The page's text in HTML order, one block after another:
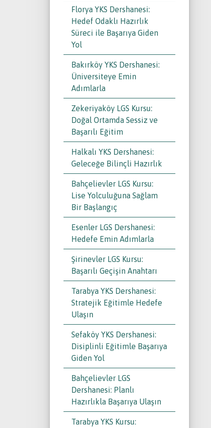
Florya YKS Dershanesi:
Hedef Odaklı Hazırlık
Süreci ile Başarıya Giden
Yol
Bakırköy YKS Dershanesi:
Üniversiteye Emin
Adımlarla
Zekeriyaköy LGS Kursu:
Doğal Ortamda Sessiz ve
Başarılı Eğitim
Halkalı YKS Dershanesi:
Geleceğe Bilinçli Hazırlık
Bahçelievler LGS Kursu:
Lise Yolculuğuna Sağlam
Bir Başlangıç
Esenler LGS Dershanesi:
Hedefe Emin Adımlarla
Şirinevler LGS Kursu:
Başarılı Geçişin Anahtarı
Tarabya YKS Dershanesi:
Stratejik Eğitimle Hedefe
Ulaşın
Sefaköy YKS Dershanesi:
Disiplinli Eğitimle Başarıya
Giden Yol
Bahçelievler LGS
Dershanesi: Planlı
Hazırlıkla Başarıya Ulaşın
Tarabya YKS Kursu: